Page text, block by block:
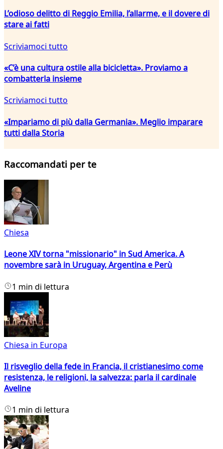
L’odioso delitto di Reggio Emilia, l’allarme, e il dovere di
stare ai fatti
Scriviamoci tutto
«C’è una cultura ostile alla bicicletta». Proviamo a
combatterla insieme
Scriviamoci tutto
«Impariamo di più dalla Germania». Meglio imparare
tutti dalla Storia
Raccomandati per te
Chiesa
Leone XIV torna "missionario" in Sud America. A
novembre sarà in Uruguay, Argentina e Perù
1 min di lettura
Chiesa in Europa
Il risveglio della fede in Francia, il cristianesimo come
resistenza, le religioni, la salvezza: parla il cardinale
Aveline
1 min di lettura